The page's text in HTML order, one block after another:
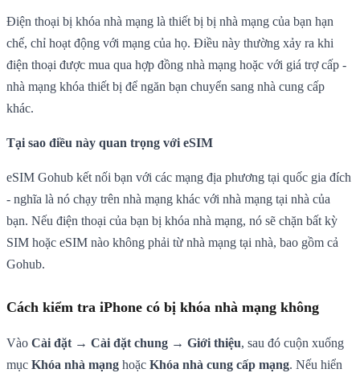
Điện thoại bị khóa nhà mạng là thiết bị bị nhà mạng của bạn hạn
chế, chỉ hoạt động với mạng của họ. Điều này thường xảy ra khi
điện thoại được mua qua hợp đồng nhà mạng hoặc với giá trợ cấp -
nhà mạng khóa thiết bị để ngăn bạn chuyển sang nhà cung cấp
khác.
Tại sao điều này quan trọng với eSIM
eSIM Gohub kết nối bạn với các mạng địa phương tại quốc gia đích
- nghĩa là nó chạy trên nhà mạng khác với nhà mạng tại nhà của
bạn. Nếu điện thoại của bạn bị khóa nhà mạng, nó sẽ chặn bất kỳ
SIM hoặc eSIM nào không phải từ nhà mạng tại nhà, bao gồm cả
Gohub.
Cách kiểm tra iPhone có bị khóa nhà mạng không
Vào Cài đặt → Cài đặt chung → Giới thiệu, sau đó cuộn xuống
mục Khóa nhà mạng hoặc Khóa nhà cung cấp mạng. Nếu hiển